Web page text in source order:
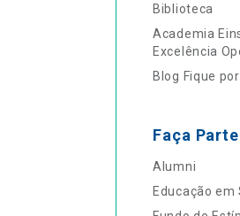
Biblioteca
Academia
Excelência
Blog Fique
Faça Parte
Alumni
Educação em